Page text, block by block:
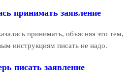
принимать заявление
принимать, объясняя это тем,
инструкциям писать не надо.
писать заявление